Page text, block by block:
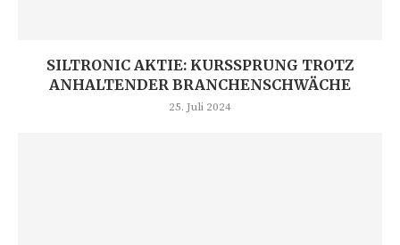
SILTRONIC AKTIE: KURSSPRUNG TROTZ
ANHALTENDER BRANCHENSCHWÄCHE
25. Juli 2024